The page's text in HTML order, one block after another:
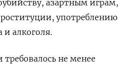
азартным играм,
употреблению
и алкоголя.
требовалось не менее